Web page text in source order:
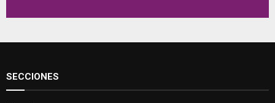
SECCIONES